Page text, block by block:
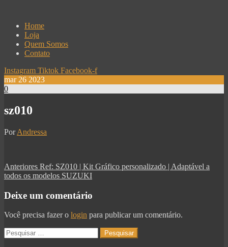
content
Home
Loja
Quem Somos
Contato
Instagram Tiktok Facebook-f
mar 26 2023
0
sz010
Por Andressa
Navegação
de
Post
Post
anterior
Anteriores Ref: SZ010 | Kit Gráfico personalizado | Adaptável a
todos os modelos SUZUKI
Deixe um comentário
Você precisa fazer o login para publicar um comentário.
Pesquisar
por: